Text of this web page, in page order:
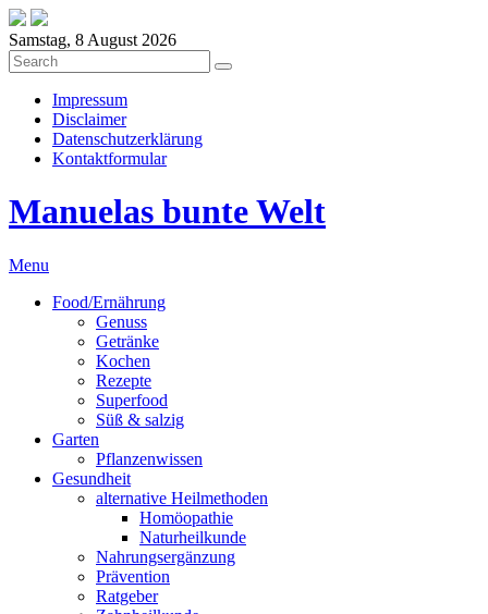
Samstag, 8 August 2026
Impressum
Disclaimer
Datenschutzerklärung
Kontaktformular
Manuelas bunte Welt
Menu
Food/Ernährung
Genuss
Getränke
Kochen
Rezepte
Superfood
Süß & salzig
Garten
Pflanzenwissen
Gesundheit
alternative Heilmethoden
Homöopathie
Naturheilkunde
Nahrungsergänzung
Prävention
Ratgeber